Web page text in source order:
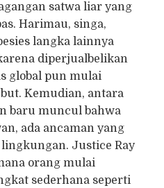
satwa liar yang
Harimau, singa,
langka lainnya
diperjualbelikan
global pun mulai
Kemudian, antara
baru muncul bahwa
ada ancaman yang
Justice Ray
orang mulai
sederhana seperti